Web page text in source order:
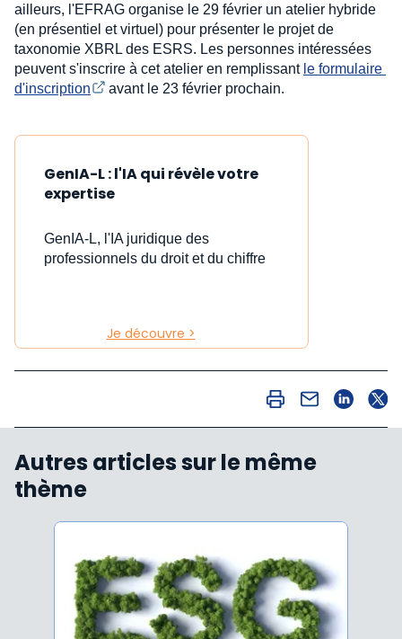
ailleurs, l'EFRAG organise le 29 février un atelier hybride
(en présentiel et virtuel) pour présenter le projet de
taxonomie XBRL des ESRS. Les personnes intéressées
peuvent s'inscrire à cet atelier en remplissant le formulaire
d'inscription
avant le 23 février prochain.
GenIA-L : l'IA qui révèle votre
expertise
GenIA-L, l'IA juridique des
professionnels du droit et du chiffre
Je découvre >
Autres articles sur le même
thème